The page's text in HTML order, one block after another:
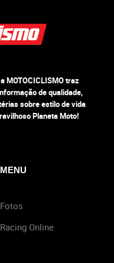
MOTOCICLISMO traz
de qualidade,
sobre estilo de vida
Planeta Moto!
MENU
Fotos
Racing Online